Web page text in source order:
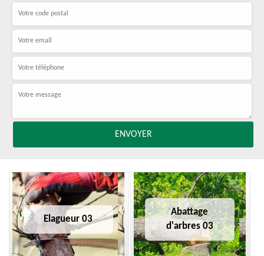
Elagueur 03
Abattage
d'arbres 03